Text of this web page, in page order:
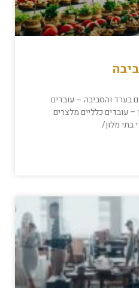
בערד והסביבה – עובדים
– עובדים כלליים מלצרים
בתי מלון/